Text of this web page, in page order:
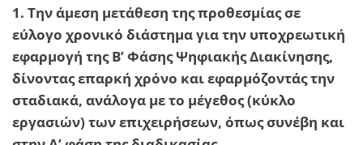
1. Την άμεση μετάθεση της προθεσμίας σε
εύλογο χρονικό διάστημα για την υποχρεωτική
εφαρμογή της Β’ Φάσης Ψηφιακής Διακίνησης,
δίνοντας επαρκή χρόνο και εφαρμόζοντάς την
σταδιακά, ανάλογα με το μέγεθος (κύκλο
εργασιών) των επιχειρήσεων, όπως συνέβη και